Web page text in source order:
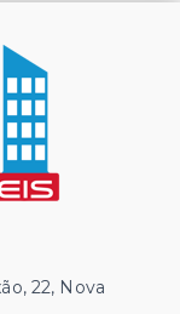
22, Nova